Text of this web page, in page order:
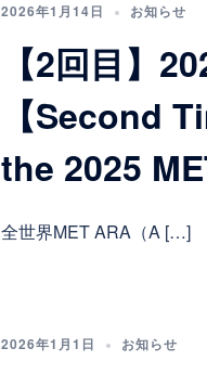
2026年1月14日 お知らせ
【2回目】
【Second
the 2025
全世界MET ARA（A […]
2026年1月1日 お知らせ